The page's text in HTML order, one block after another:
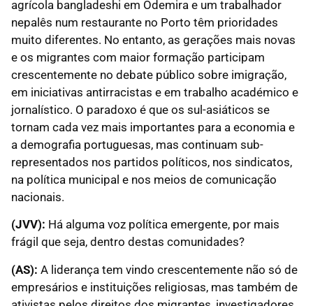
agrícola bangladeshi em Odemira e um trabalhador
nepalês num restaurante no Porto têm prioridades
muito diferentes. No entanto, as gerações mais novas
e os migrantes com maior formação participam
crescentemente no debate público sobre imigração,
em iniciativas antirracistas e em trabalho académico e
jornalístico. O paradoxo é que os sul-asiáticos se
tornam cada vez mais importantes para a economia e
a demografia portuguesas, mas continuam sub-
representados nos partidos políticos, nos sindicatos,
na política municipal e nos meios de comunicação
nacionais.
(JVV): Há alguma voz política emergente, por mais
frágil que seja, dentro destas comunidades?
(AS): A liderança tem vindo crescentemente não só de
empresários e instituições religiosas, mas também de